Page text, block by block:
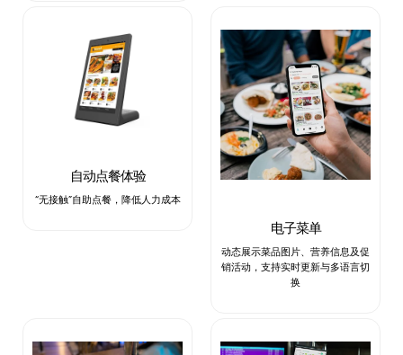
自动点餐体验
“无接触”自助点餐，降低人力成本
电子菜单
动态展示菜品图片、营养信息及促
销活动，支持实时更新与多语言切
换